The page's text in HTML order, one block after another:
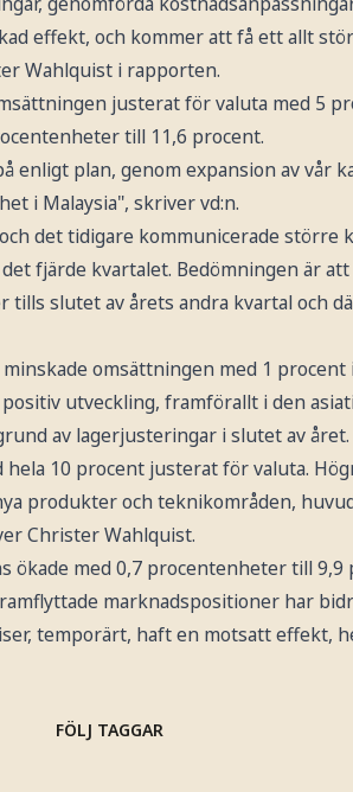
effekt, och kommer att få ett allt
Wahlquist i rapporten.
justerat för valuta med 5
till 11,6 procent.
plan, genom expansion av vår
i Malaysia", skriver vd:n.
det tidigare kommunicerade större
fjärde kvartalet. Bedömningen är
tills slutet av årets andra kvartal och
omsättningen med 1 procent
utveckling, framförallt i den
av lagerjusteringar i slutet av året.
10 procent justerat för valuta.
produkter och teknikområden,
Christer Wahlquist.
ökade med 0,7 procentenheter till
marknadspositioner har
temporärt, haft en motsatt effekt,
FÖLJ TAGGAR